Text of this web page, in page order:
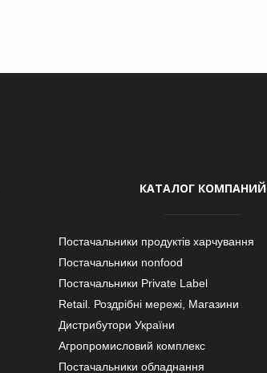
КАТАЛОГ КОМПАНИЙ
Постачальники продуктів харчування
Постачальники nonfood
Постачальники Private Label
Retail. Роздрібні мережі, Магазини
Дистрибутори України
Агропромисловий комплекс
Постачальники обладнання